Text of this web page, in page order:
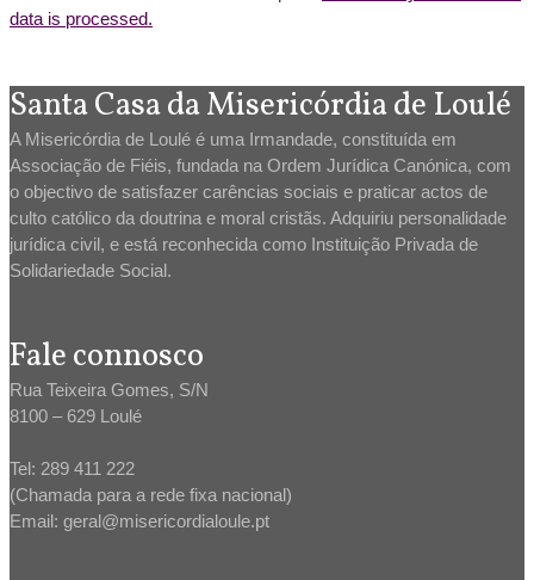
data is processed.
Santa Casa da Misericórdia de Loulé
A Misericórdia de Loulé é uma Irmandade, constituída em
Associação de Fiéis, fundada na Ordem Jurídica Canónica, com
o objectivo de satisfazer carências sociais e praticar actos de
culto católico da doutrina e moral cristãs. Adquiriu personalidade
jurídica civil, e está reconhecida como Instituição Privada de
Solidariedade Social.
Fale connosco
Rua Teixeira Gomes, S/N
8100 – 629 Loulé
Tel: 289 411 222
(Chamada para a rede fixa nacional)
Email: geral@misericordialoule.pt